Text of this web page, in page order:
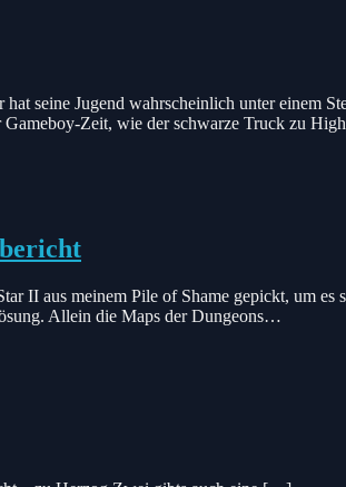
seine Jugend wahrscheinlich unter einem
Zeit, wie der schwarze Truck zu
II aus meinem Pile of Shame gepickt, um
Allein die Maps der Dungeons…